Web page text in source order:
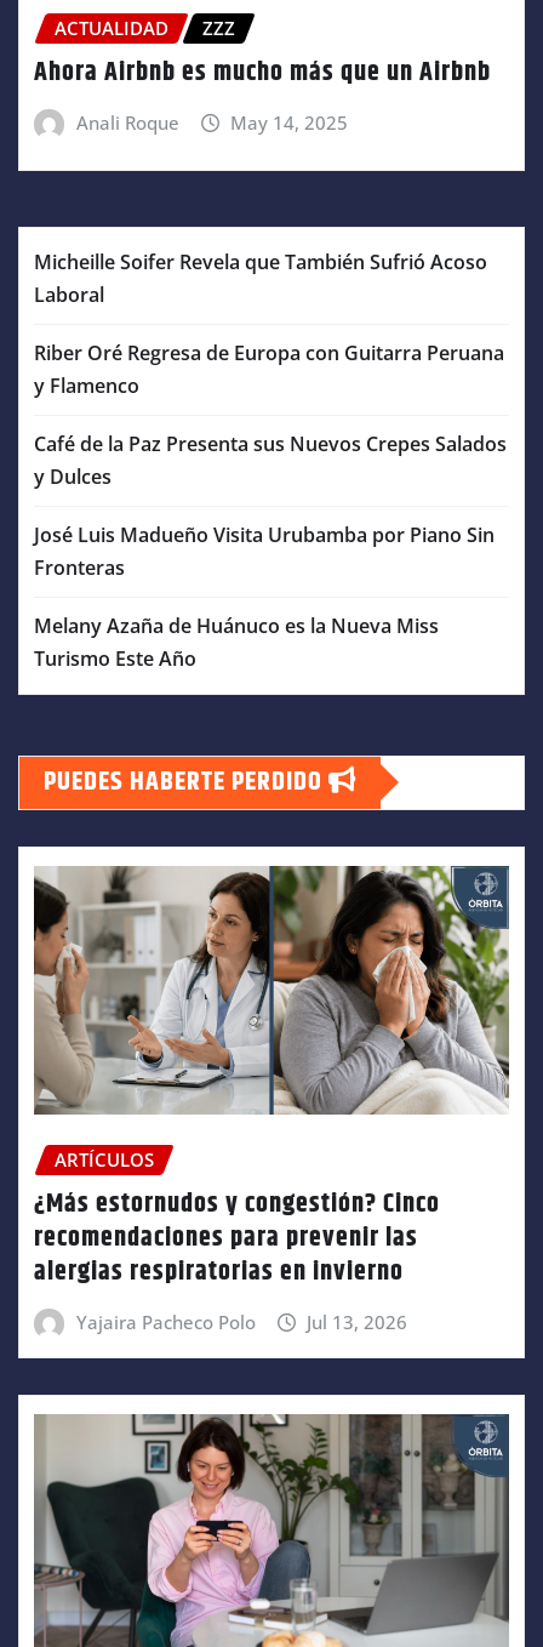
ACTUALIDAD ZZZ
Ahora Airbnb es mucho más que un Airbnb
Anali Roque May 14, 2025
Micheille Soifer Revela que También Sufrió Acoso
Laboral
Riber Oré Regresa de Europa con Guitarra Peruana
y Flamenco
Café de la Paz Presenta sus Nuevos Crepes Salados
y Dulces
José Luis Madueño Visita Urubamba por Piano Sin
Fronteras
Melany Azaña de Huánuco es la Nueva Miss
Turismo Este Año
PUEDES HABERTE PERDIDO
ARTÍCULOS
¿Más estornudos y congestión? Cinco
recomendaciones para prevenir las
alergias respiratorias en invierno
Yajaira Pacheco Polo Jul 13, 2026